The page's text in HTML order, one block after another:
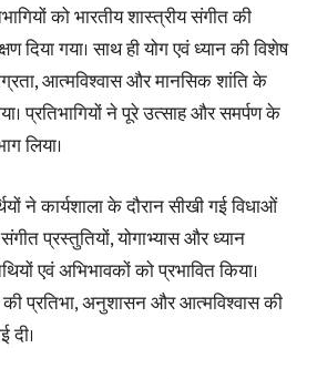
को भारतीय शास्त्रीय संगीत की
दिया गया। साथ ही योग एवं ध्यान की विशेष
आत्मविश्वास और मानसिक शांति के
प्रतिभागियों ने पूरे उत्साह और समर्पण के
लिया।
ने कार्यशाला के दौरान सीखी गई विधाओं
प्रस्तुतियों, योगाभ्यास और ध्यान
एवं अभिभावकों को प्रभावित किया।
की प्रतिभा, अनुशासन और आत्मविश्वास की